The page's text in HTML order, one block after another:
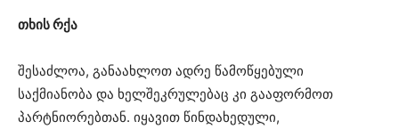
თხის რქა
შესაძლოა, განაახლოთ ადრე წამოწყებული
საქმიანობა და ხელშეკრულებაც კი გააფორმოთ
პარტნიორებთან. იყავით წინდახედული,